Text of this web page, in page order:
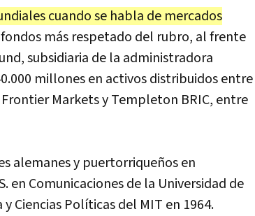
cuando se habla de mercados
más respetado del rubro, al frente
subsidiaria de la administradora
millones en activos distribuidos entre
Markets y Templeton BRIC, entre
alemanes y puertorriqueños en
en Comunicaciones de la Universidad de
Ciencias Políticas del MIT en 1964.